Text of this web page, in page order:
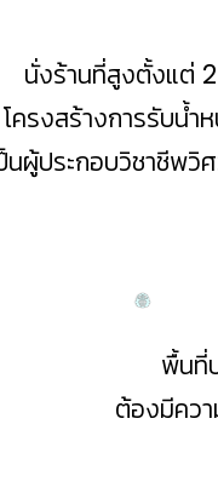
นั่งร้านที่สูงตั้งแต่
โครงสร้างการรับน้ำ
นผู้ประกอบวิชาชีพ
พื้นที่
ต้องมีคว